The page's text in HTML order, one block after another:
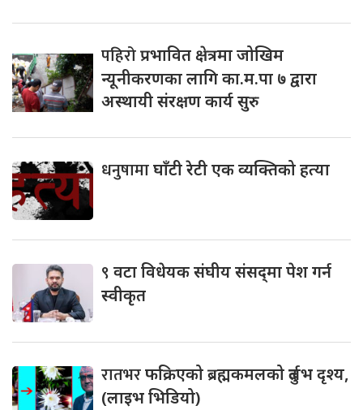
पहिरोप्रभावित क्षेत्रमा जोखिम
न्यूनीकरणका लागि का.म.पा ७ द्वारा
अस्थायी संरक्षण कार्य सुरु
धनुषामाघाँटी रेटी एक व्यक्तिको हत्या
९ वटा विधेयक संघीय संसद्‌मा पेश गर्न
स्वीकृत
रातभरफक्रिएको ब्रह्मकमलको दुर्लभ दृश्य,
(लाइभ भिडियो)